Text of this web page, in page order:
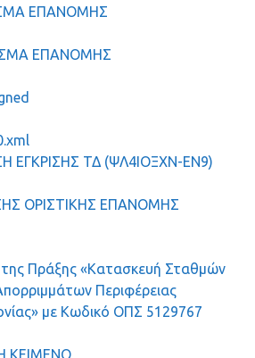
ΕΠΑΝΟΜΗΣ
ΕΠΑΝΟΜΗΣ
ΕΓΚΡΙΣΗΣ ΤΔ (ΨΛ4ΙΟΞΧΝ-ΕΝ9)
ΟΡΙΣΤΙΚΗΣ ΕΠΑΝΟΜΗΣ
Πράξης «Κατασκευή Σταθμών
Περιφέρειας
με Κωδικό ΟΠΣ 5129767
ΚΕΙΜΕΝΟ